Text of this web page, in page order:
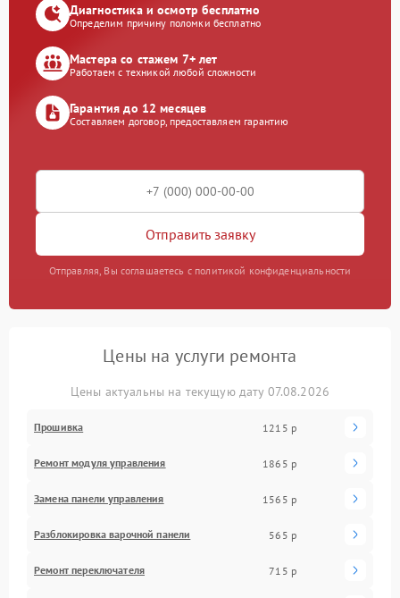
Диагностика и осмотр бесплатно
Определим причину поломки бесплатно
Мастера со стажем 7+ лет
Работаем с техникой любой сложности
Гарантия до 12 месяцев
Составляем договор, предоставляем гарантию
Отправить заявку
Отправляя, Вы соглашаетесь с политикой конфиденциальности
Цены на услуги ремонта
Цены актуальны на текущую дату 07.08.2026
Прошивка 1215 р
Ремонт модуля управления 1865 р
Замена панели управления 1565 р
Разблокировка варочной панели 565 р
Ремонт переключателя 715 р